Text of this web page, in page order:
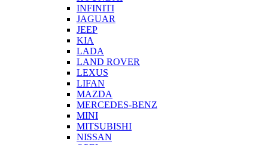
INFINITI
JAGUAR
JEEP
KIA
LADA
LAND ROVER
LEXUS
LIFAN
MAZDA
MERCEDES-BENZ
MINI
MITSUBISHI
NISSAN